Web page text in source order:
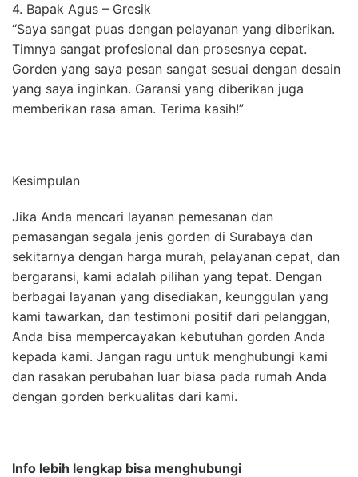
4. Bapak Agus – Gresik
“Saya sangat puas dengan pelayanan yang diberikan.
Timnya sangat profesional dan prosesnya cepat.
Gorden yang saya pesan sangat sesuai dengan desain
yang saya inginkan. Garansi yang diberikan juga
memberikan rasa aman. Terima kasih!”
Kesimpulan
Jika Anda mencari layanan pemesanan dan
pemasangan segala jenis gorden di Surabaya dan
sekitarnya dengan harga murah, pelayanan cepat, dan
bergaransi, kami adalah pilihan yang tepat. Dengan
berbagai layanan yang disediakan, keunggulan yang
kami tawarkan, dan testimoni positif dari pelanggan,
Anda bisa mempercayakan kebutuhan gorden Anda
kepada kami. Jangan ragu untuk menghubungi kami
dan rasakan perubahan luar biasa pada rumah Anda
dengan gorden berkualitas dari kami.
Info lebih lengkap bisa menghubungi